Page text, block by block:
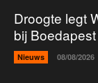
Droogte legt
bij Boedapest
Nieuws 08/08/2026